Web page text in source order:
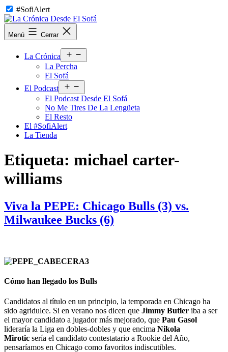
Saltar
al
contenido
#SofiAlert
La
Crónica
Menú Cerrar
La Crónica
el
La Percha
El Sofá
El Podcast
el
menú
El Podcast Desde El Sofá
No Me Tires De La Lengüeta
El Resto
El #SofiAlert
La Tienda
Etiqueta: michael carter-
williams
Viva la PEPE: Chicago Bulls (3) vs.
Milwaukee Bucks (6)
Cómo han llegado los Bulls
Candidatos al título en un principio, la temporada en Chicago ha
sido agridulce. Si en verano nos dicen que Jimmy Butler iba a ser
el mayor candidato a jugador más mejorado, que Pau Gasol
lideraría la Liga en dobles-dobles y que encima Nikola
Mirotic sería el candidato contestatario a Rookie del Año,
pensaríamos en Chicago como favoritos indiscutibles.